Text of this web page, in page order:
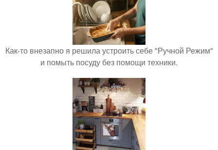
Как-то внезапно я решила устроить себе "Ручной Режим"
и помыть посуду без помощи техники.